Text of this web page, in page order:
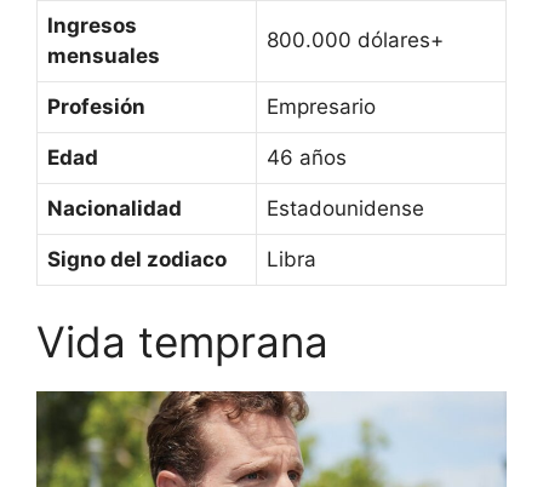
Ingresos
mensuales
800.000 dólares+
Profesión Empresario
Edad 46 años
Nacionalidad Estadounidense
Signo del zodiaco Libra
Vida temprana